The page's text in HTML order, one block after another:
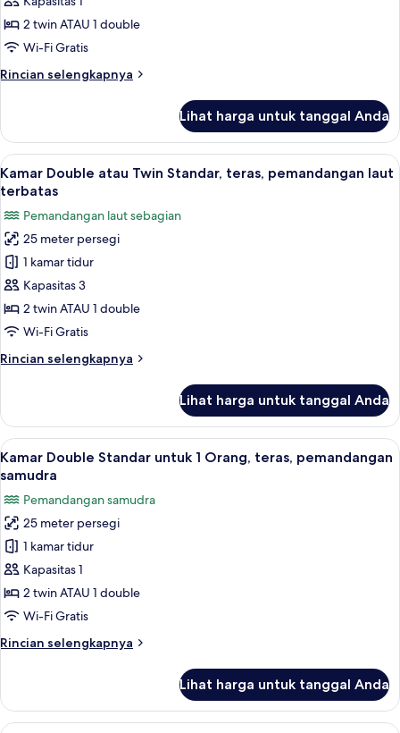
untuk
1
teras,
terbatas
2 twin ATAU 1 double
Wi-Fi Gratis
Rincian selengkapnya
Rincian
Kamar
Double
Standar
untuk
Orang,
teras,
pemandangan
laut
terbatas
Lihat harga untuk tanggal Anda
Lihat
semua
untuk
Kamar
Double
atau
Twin
Standar,
pemandangan
Seprai antialergi, selimut bulu angsa,
8
Kamar Double atau Twin Standar, teras, pemandangan laut
terbatas
Pemandangan laut sebagian
25 meter persegi
1 kamar tidur
Kapasitas 3
2 twin ATAU 1 double
Wi-Fi Gratis
Rincian selengkapnya
Rincian
Kamar
Double
atau
Twin
teras,
pemandangan
laut
terbatas
Lihat harga untuk tanggal Anda
Lihat
semua
untuk
Kamar
Double
Standar
untuk
1
teras,
Seprai antialergi, selimut bulu angsa,
6
Kamar Double Standar untuk 1 Orang, teras, pemandangan
samudra
Pemandangan samudra
25 meter persegi
1 kamar tidur
Kapasitas 1
2 twin ATAU 1 double
Wi-Fi Gratis
Rincian selengkapnya
Rincian
Kamar
Double
Lihat harga untuk tanggal Anda
Seprai antialergi, selimut bulu angsa,